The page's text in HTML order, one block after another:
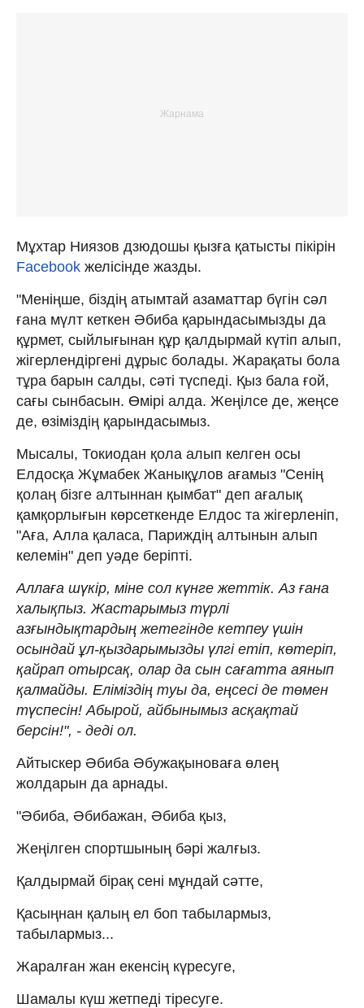
Мұхтар Ниязов дзюдошы қызға қатысты пікірін
Facebook желісінде жазды.
"Меніңше, біздің атымтай азаматтар бүгін сәл
ғана мүлт кеткен Әбиба қарындасымызды да
құрмет, сыйлығынан құр қалдырмай күтіп алып,
жігерлендіргені дұрыс болады. Жарақаты бола
тұра барын салды, сәті түспеді. Қыз бала ғой,
сағы сынбасын. Өмірі алда. Жеңілсе де, жеңсе
де, өзіміздің қарындасымыз.
Мысалы, Токиодан қола алып келген осы
Елдосқа Жұмабек Жанықұлов ағамыз "Сенің
қолаң бізге алтыннан қымбат" деп ағалық
қамқорлығын көрсеткенде Елдос та жігерленіп,
"Аға, Алла қаласа, Париждің алтынын алып
келемін" деп уәде беріпті.
Аллаға шүкір, міне сол күнге жеттік. Аз ғана
халықпыз. Жастарымыз түрлі
азғындықтардың жетегінде кетпеу үшін
осындай ұл-қыздарымызды үлгі етіп, көтеріп,
қайрап отырсақ, олар да сын сағатта аянып
қалмайды. Еліміздің туы да, еңсесі де төмен
түспесін! Абырой, айбынымыз асқақтай
берсін!", - деді ол.
Айтыскер Әбиба Әбужақыноваға өлең
жолдарын да арнады.
"Әбиба, Әбибажан, Әбиба қыз,
Жеңілген спортшының бәрі жалғыз.
Қалдырмай бірақ сені мұндай сәтте,
Қасыңнан қалың ел боп табылармыз,
табылармыз...
Жаралған жан екенсің күресуге,
Шамалы күш жетпеді тіресуге.